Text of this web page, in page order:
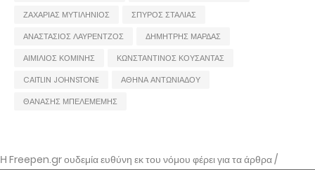
ΖΑΧΑΡΙΑΣ ΜΥΤΙΛΗΝΙΟΣ
ΣΠΥΡΟΣ ΣΤΑΛΙΑΣ
ΑΝΑΣΤΑΣΙΟΣ ΛΑΥΡΕΝΤΖΟΣ
ΔΗΜΗΤΡΗΣ ΜΑΡΔΑΣ
ΑΙΜΙΛΙΟΣ ΚΟΜΙΝΗΣ
ΚΩΝΣΤΑΝΤΙΝΟΣ ΚΟΥΣΑΝΤΑΣ
CAITLIN JOHNSTONE
ΑΘΗΝΑ ΑΝΤΩΝΙΑΔΟΥ
ΘΑΝΑΣΗΣ ΜΠΕΛΕΜΕΜΗΣ
Η Freepen.gr ουδεμία ευθύνη εκ του νόμου φέρει για τα άρθρα /